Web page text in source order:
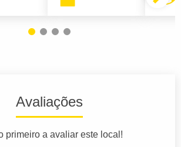
Avaliações
primeiro a avaliar este local!